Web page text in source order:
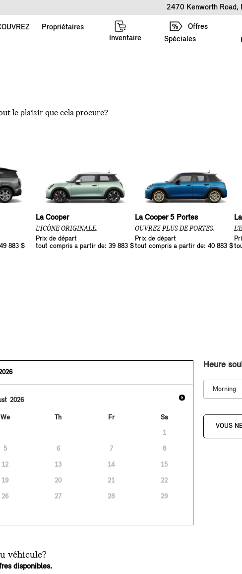
2470 Kenworth Road,
Propriétaires
Offres
Spéciales
Inventaire
le plaisir que cela procure?
883 $
La Cooper
L’ICÔNE ORIGINALE.
Prix de départ
tout compris a partir de: 39 883 $
La Cooper 5 Portes
OUVREZ PLUS DE PORTES.
Prix de départ
tout compris a partir de: 40 883 $
2026
We Th Fr Sa
1
5 6 7 8
12 13 14 15
19 20 21 22
26 27 28 29
Heure
Morning
VOUS
véhicule?
disponibles.